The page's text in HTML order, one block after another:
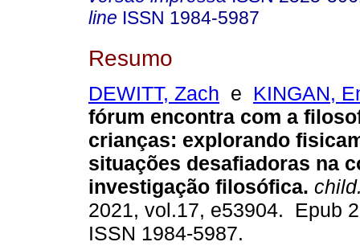
line ISSN 1984-5987
Resumo
DEWITT, Zach e KINGAN,
fórum encontra com a
crianças: explorando
situações desafiadoras na
investigação filosófica.
2021, vol.17, e53904. Epub
ISSN 1984-5987.